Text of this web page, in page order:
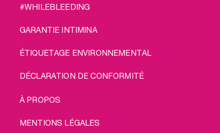
#WHILEBLEEDING
GARANTIE INTIMINA
ÉTIQUETAGE ENVIRONNEMENTAL
DÉCLARATION DE CONFORMITÉ
LEGAL
À PROPOS
MENTIONS LÉGALES